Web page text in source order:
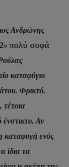
Ανδρώνης
πολύ σοφά
καταφύγιο
Φρικτό.
Αν
καταφυγή ενός
ίδια τα